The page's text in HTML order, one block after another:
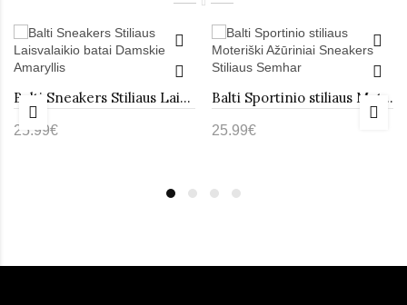
Balti Sneakers Stiliaus Laisvalaikio batai Damskie Amaryllis
25.99€
Balti Sportinio stiliaus Moteriški Ažūriniai Sneakers Stiliaus Semhar
25.99€